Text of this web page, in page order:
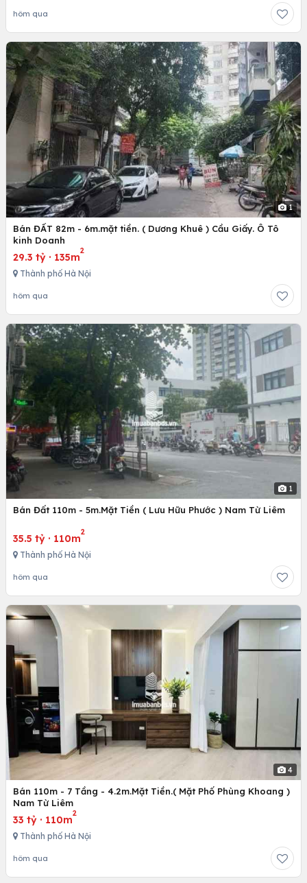
hôm qua
1
Bán ĐẤT 82m - 6m.mặt tiền. ( Dương Khuê ) Cầu Giấy. Ô Tô
kinh Doanh
29.3 tỷ · 135m
2
Thành phố Hà Nội
hôm qua
1
Bán Đất 110m - 5m.Mặt Tiền ( Lưu Hữu Phước ) Nam Từ Liêm
35.5 tỷ · 110m
2
Thành phố Hà Nội
hôm qua
4
Bán 110m - 7 Tầng - 4.2m.Mặt Tiền.( Mặt Phố Phùng Khoang )
Nam Từ Liêm
33 tỷ · 110m
2
Thành phố Hà Nội
hôm qua